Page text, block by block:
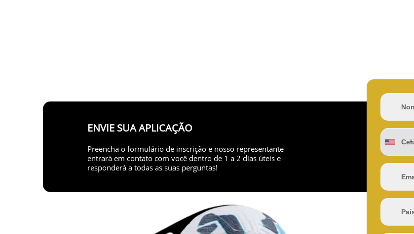
ENVIE SUA APLICAÇÃO
Preencha o formulário de inscrição e nosso representante
entrará em contato com você dentro de 1 a 2 dias úteis e
responderá a todas as suas perguntas!